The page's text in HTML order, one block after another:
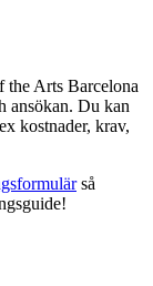
the Arts Barcelona
ansökan. Du kan
kostnader, krav,
så